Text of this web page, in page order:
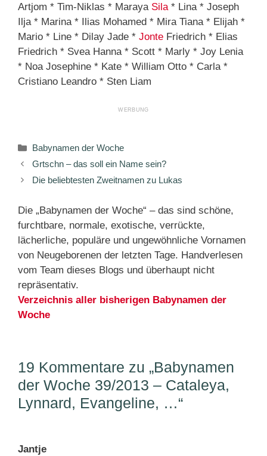
Artjom * Tim-Niklas * Maraya Sila* Lina * Joseph
Ilja * Marina * Ilias Mohamed * Mira Tiana * Elijah *
Mario * Line * Dilay Jade * Jonte Friedrich * Elias
Friedrich * Svea Hanna * Scott * Marly * Joy Lenia
* Noa Josephine * Kate * William Otto * Carla *
Cristiano Leandro * Sten Liam
Kategorien
Babynamen der Woche
Grtschn – das soll ein Name sein?
Die beliebtesten Zweitnamen zu Lukas
Die „Babynamen der Woche“ – das sind schöne,
furchtbare, normale, exotische, verrückte,
lächerliche, populäre und ungewöhnliche Vornamen
von Neugeborenen der letzten Tage. Handverlesen
vom Team dieses Blogs und überhaupt nicht
repräsentativ.
Verzeichnis aller bisherigen Babynamen der
Woche
19 Kommentare zu „Babynamen
der Woche 39/2013 – Cataleya,
Lynnard, Evangeline, …“
Jantje